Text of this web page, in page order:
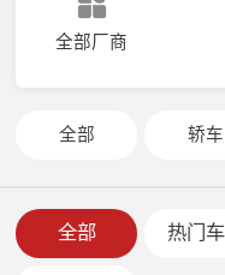
全部厂商
全部 轿车
全部 热门